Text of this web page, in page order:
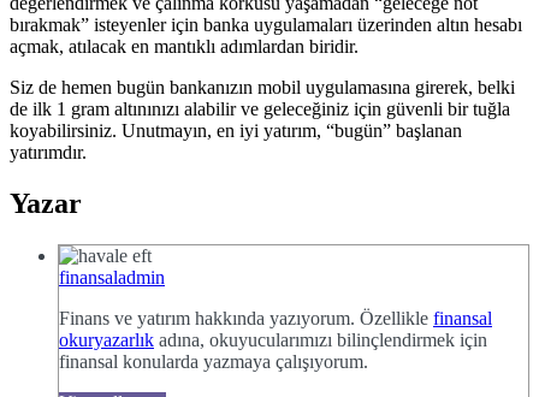
bırakmak” isteyenler için banka uygulamaları üzerinden altın hesabı
açmak, atılacak en mantıklı adımlardan biridir.
Siz de hemen bugün bankanızın mobil uygulamasına girerek, belki
de ilk 1 gram altınınızı alabilir ve geleceğiniz için güvenli bir tuğla
koyabilirsiniz. Unutmayın, en iyi yatırım, “bugün” başlanan
yatırımdır.
Yazar
finansaladmin
Finans ve yatırım hakkında yazıyorum. Özellikle finansal
okuryazarlık adına, okuyucularımızı bilinçlendirmek için
finansal konularda yazmaya çalışıyorum.